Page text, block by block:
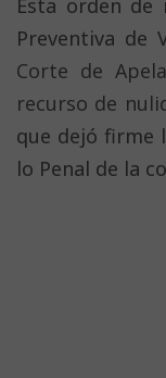
Preventiva de
Corte de
recurso de
que dejó firme
lo Penal de la